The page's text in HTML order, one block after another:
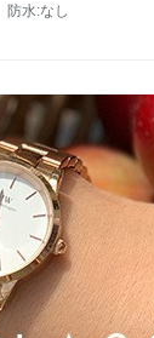
防水:なし